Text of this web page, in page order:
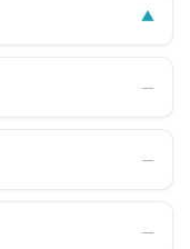
▲
―
―
―